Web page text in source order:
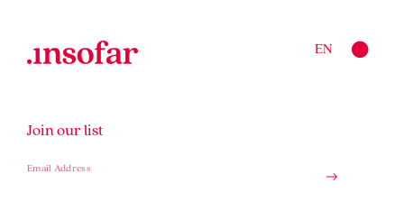
EN
Join our list